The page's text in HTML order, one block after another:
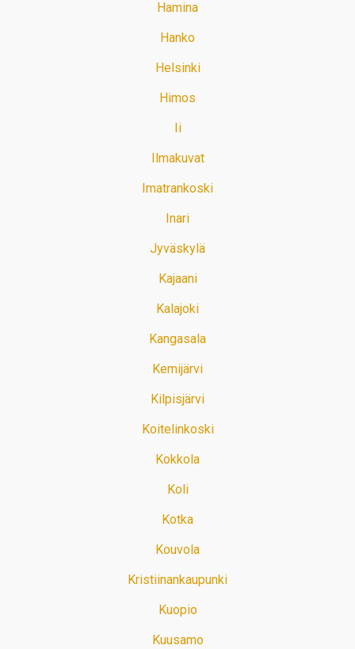
Hamina
Hanko
Helsinki
Himos
Ii
Ilmakuvat
Imatrankoski
Inari
Jyväskylä
Kajaani
Kalajoki
Kangasala
Kemijärvi
Kilpisjärvi
Koitelinkoski
Kokkola
Koli
Kotka
Kouvola
Kristiinankaupunki
Kuopio
Kuusamo